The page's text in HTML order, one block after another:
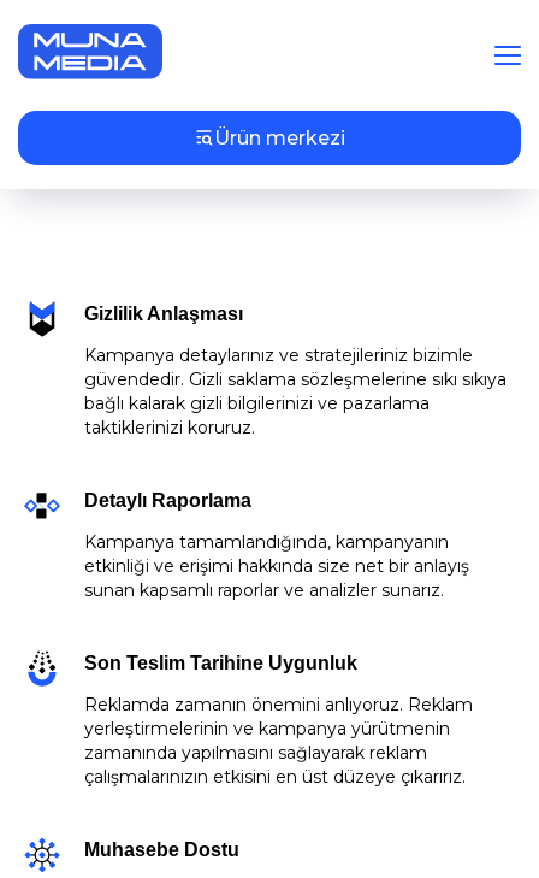
Ürün merkezi
EN/中文
Gizlilik Anlaşması
Kampanya detaylarınız ve stratejileriniz bizimle
güvendedir. Gizli saklama sözleşmelerine sıkı sıkıya
bağlı kalarak gizli bilgilerinizi ve pazarlama
taktiklerinizi koruruz.
Detaylı Raporlama
Kampanya tamamlandığında, kampanyanın
etkinliği ve erişimi hakkında size net bir anlayış
sunan kapsamlı raporlar ve analizler sunarız.
Son Teslim Tarihine Uygunluk
Reklamda zamanın önemini anlıyoruz. Reklam
yerleştirmelerinin ve kampanya yürütmenin
zamanında yapılmasını sağlayarak reklam
çalışmalarınızın etkisini en üst düzeye çıkarırız.
Muhasebe Dostu